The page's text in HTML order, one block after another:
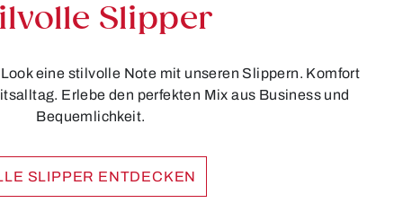
Slipper
eine stilvolle Note mit unseren Slippern. Komfort
Erlebe den perfekten Mix aus Business und
Bequemlichkeit.
SLIPPER ENTDECKEN